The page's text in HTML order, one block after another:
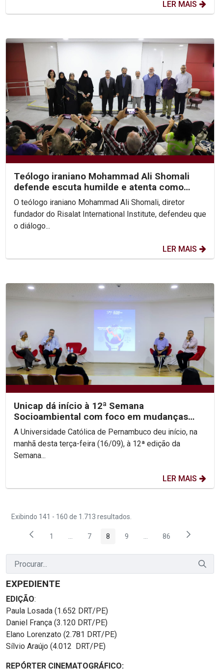
LER MAIS
Teólogo iraniano Mohammad Ali Shomali
defende escuta humilde e atenta como
base de diálogo...
O teólogo iraniano Mohammad Ali Shomali, diretor
fundador do Risalat International Institute, defendeu que
o diálogo...
LER MAIS
Unicap dá início à 12ª Semana
Socioambiental com foco em mudanças
climáticas e justiça...
A Universidade Católica de Pernambuco deu início, na
manhã desta terça-feira (16/09), à 12ª edição da
Semana...
LER MAIS
Exibindo 141 - 160 de 1.713 resultados.
Página
1 ...Páginas intermediárias Usar ABA para navegar.
Página
7 Página
8 Página
9 ...Páginas intermediárias
Página
86
EXPEDIENTE
EDIÇÃO:
Paula Losada (1.652 DRT/PE)
Daniel França (3.120 DRT/PE)
Elano Lorenzato (2.781 DRT/PE)
Sílvio Araújo (4.012 DRT/PE)
REPÓRTER CINEMATOGRÁFICO: